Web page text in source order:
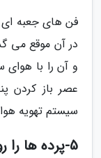
فن های جعبه ای
در آن موقع می
و آن را با
عصر باز کردن
سیستم تهویه
5-پرده ها را روی پنجره بکشید